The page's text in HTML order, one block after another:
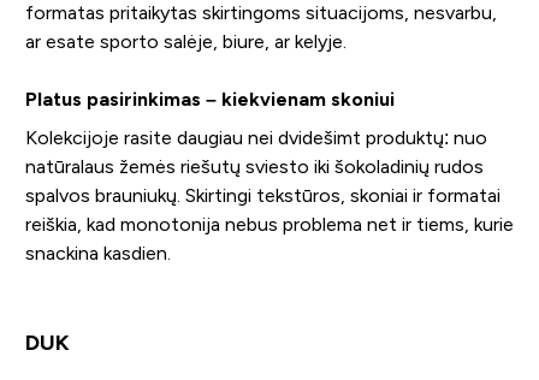
formatas pritaikytas skirtingoms situacijoms, nesvarbu,
ar esate sporto salėje, biure, ar kelyje.
Platus pasirinkimas – kiekvienam skoniui
Kolekcijoje rasite daugiau nei dvidešimt produktų: nuo
natūralaus žemės riešutų sviesto iki šokoladinių rudos
spalvos brauniukų. Skirtingi tekstūros, skoniai ir formatai
reiškia, kad monotonija nebus problema net ir tiems, kurie
snackina kasdien.
DUK